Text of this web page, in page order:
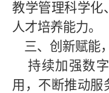
教学管理科学化
人才培养能力。
三、创新赋能
持续加强数字
用，不断推动服